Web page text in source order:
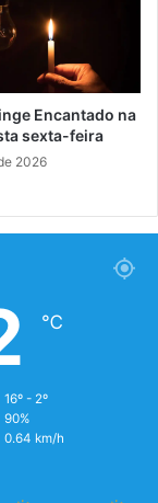
Encantado na
sexta-feira
2026
℃
16º - 2º
90%
0.64 km/h